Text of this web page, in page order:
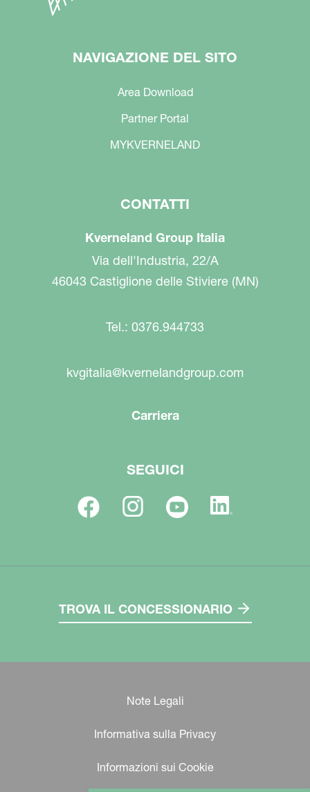
NAVIGAZIONE DEL SITO
Area Download
Partner Portal
MYKVERNELAND
CONTATTI
Kverneland Group Italia
Via dell'Industria, 22/A
46043 Castiglione delle Stiviere (MN)
Tel.: 0376.944733
kvgitalia@kvernelandgroup.com
Carriera
SEGUICI
TROVA IL CONCESSIONARIO
Note Legali
Informativa sulla Privacy
Informazioni sui Cookie